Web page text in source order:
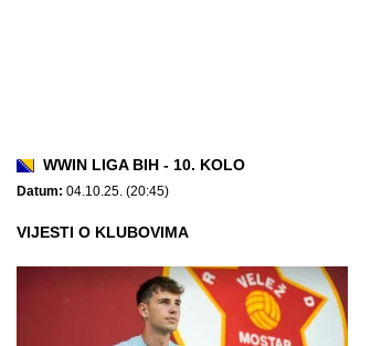
WWIN LIGA BIH - 10. KOLO
Datum: 04.10.25. (20:45)
VIJESTI O KLUBOVIMA